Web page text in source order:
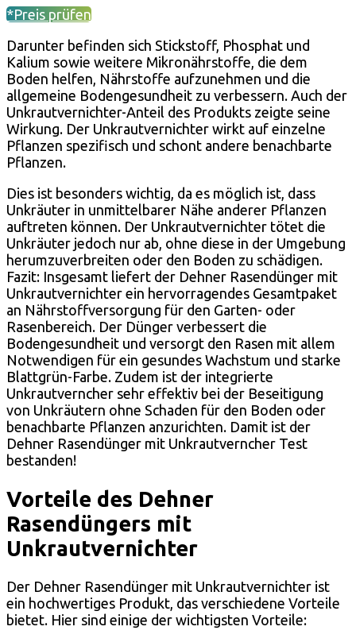
*Preis prüfen
Darunter befinden sich Stickstoff, Phosphat und
Kalium sowie weitere Mikronährstoffe, die dem
Boden helfen, Nährstoffe aufzunehmen und die
allgemeine Bodengesundheit zu verbessern. Auch der
Unkrautvernichter-Anteil des Produkts zeigte seine
Wirkung. Der Unkrautvernichter wirkt auf einzelne
Pflanzen spezifisch und schont andere benachbarte
Pflanzen.
Dies ist besonders wichtig, da es möglich ist, dass
Unkräuter in unmittelbarer Nähe anderer Pflanzen
auftreten können. Der Unkrautvernichter tötet die
Unkräuter jedoch nur ab, ohne diese in der Umgebung
herumzuverbreiten oder den Boden zu schädigen.
Fazit: Insgesamt liefert der Dehner Rasendünger mit
Unkrautvernichter ein hervorragendes Gesamtpaket
an Nährstoffversorgung für den Garten- oder
Rasenbereich. Der Dünger verbessert die
Bodengesundheit und versorgt den Rasen mit allem
Notwendigen für ein gesundes Wachstum und starke
Blattgrün-Farbe. Zudem ist der integrierte
Unkrautverncher sehr effektiv bei der Beseitigung
von Unkräutern ohne Schaden für den Boden oder
benachbarte Pflanzen anzurichten. Damit ist der
Dehner Rasendünger mit Unkrautverncher Test
bestanden!
Vorteile des Dehner
Rasendüngers mit
Unkrautvernichter
Der Dehner Rasendünger mit Unkrautvernichter ist
ein hochwertiges Produkt, das verschiedene Vorteile
bietet. Hier sind einige der wichtigsten Vorteile: